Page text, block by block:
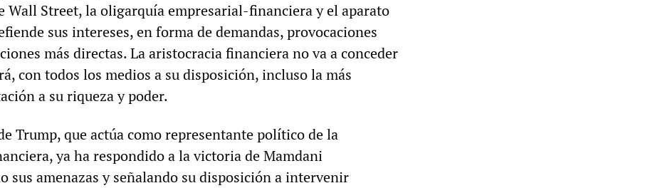
Wall Street, la oligarquía empresarial-financiera y el aparato
sus intereses, en forma de demandas, provocaciones
más directas. La aristocracia financiera no va a conceder
con todos los medios a su disposición, incluso la más
a su riqueza y poder.
Trump, que actúa como representante político de la
ya ha respondido a la victoria de Mamdani
sus amenazas y señalando su disposición a intervenir